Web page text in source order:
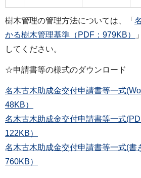
樹木管理の管理方法については、「
かる樹木管理基準（PDF：979KB）
してください。
☆申請書等の様式のダウンロード
名木古木助成金交付申請書等一式
48KB）
名木古木助成金交付申請書等一式
122KB）
名木古木助成金交付申請書等一式(書
760KB）